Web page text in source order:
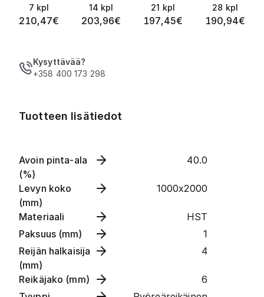
7 kpl
210,47€
14 kpl
203,96€
21 kpl
197,45€
28 kpl
190,94€
Kysyttävää?
+358 400 173 298
Tuotteen lisätiedot
Avoin pinta-ala
(%)
40.0
Levyn koko
(mm)
1000x2000
Materiaali
HST
Paksuus (mm)
1
Reijän halkaisija
(mm)
4
Reikäjako (mm)
6